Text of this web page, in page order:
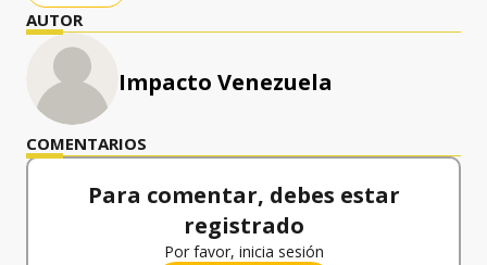
AUTOR
Impacto Venezuela
COMENTARIOS
Para comentar, debes estar
registrado
Por favor, inicia sesión